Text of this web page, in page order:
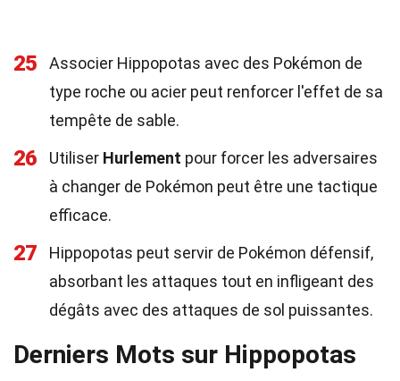
25
Associer Hippopotas avec des Pokémon de
type roche ou acier peut renforcer l'effet de sa
tempête de sable.
26 Utiliser Hurlement pour forcer les adversaires
à changer de Pokémon peut être une tactique
efficace.
27
Hippopotas peut servir de Pokémon défensif,
absorbant les attaques tout en infligeant des
dégâts avec des attaques de sol puissantes.
Derniers Mots sur Hippopotas